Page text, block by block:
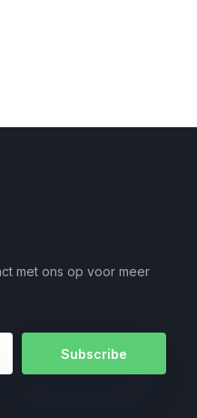
met ons op voor meer
Subscribe